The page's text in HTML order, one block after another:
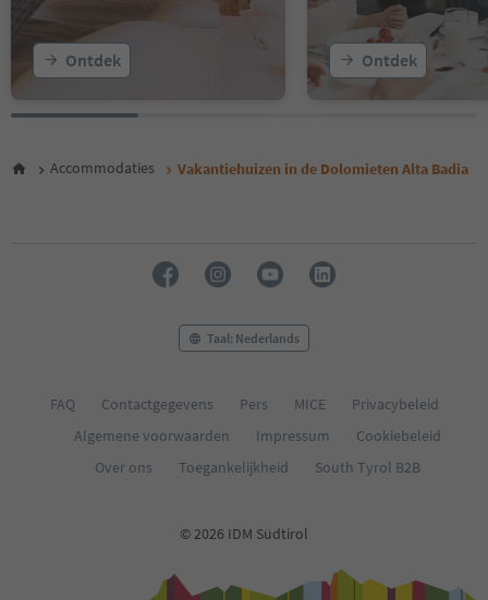
Ontdek Ontdek
Accommodaties Vakantiehuizen in de Dolomieten Alta Badia
Taal: Nederlands
FAQ Contactgegevens Pers MICE
Privacybeleid
Algemene voorwaarden
Impressum
Cookiebeleid
Over ons
Toegankelijkheid South Tyrol B2B
© 2026 IDM Südtirol